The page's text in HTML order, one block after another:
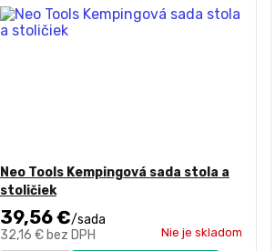
Neo Tools Kempingová sada stola a
stoličiek
39,56 €/sada
32,16 € bez DPH Nie je skladom